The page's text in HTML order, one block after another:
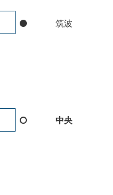
筑波
中央